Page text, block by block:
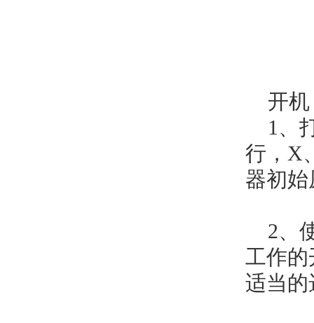
开
1、
行，X
器初
2、
工作的
适当的